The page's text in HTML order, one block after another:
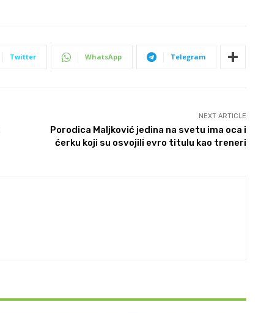
Twitter WhatsApp Telegram
NEXT ARTICLE
Porodica Maljković jedina na svetu ima oca i
ćerku koji su osvojili evro titulu kao treneri